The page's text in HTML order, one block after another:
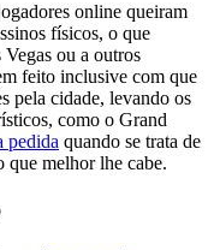
online queiram
físicos, o que
ou a outros
feito inclusive com que
pela cidade, levando os
como o Grand
pedida quando se trata de
que melhor lhe cabe.